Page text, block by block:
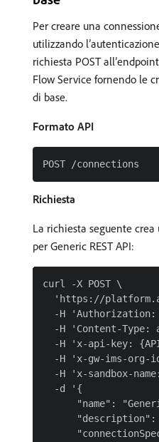
Per creare una
utilizzando
richiesta POST all’endpoint
Flow Service fornendo le
di base.
Formato API
Richiesta
La richiesta seguente
per Generic REST API:
curl -X POST \
'https://
-H 'Authorization:
-H 'Content-Type:
-H 'x-api-key:
-H 'x-gw-ims-org-
-H 'x-sandbox-
  -d '{
"name":